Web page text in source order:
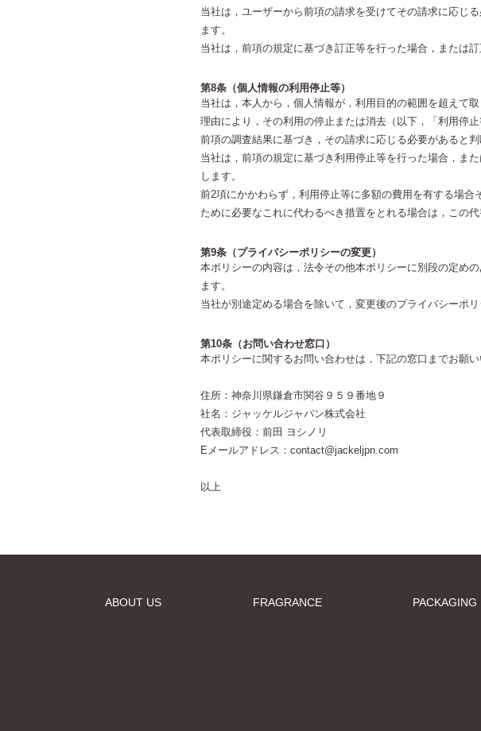
当社は，ユーザーから前項の請求を受けてその請求に応じ
ます。
当社は，前項の規定に基づき訂正等を行った場合，または
第8条（個人情報の利用停止等）
当社は，本人から，個人情報が，利用目的の範囲を超えて
理由により，その利用の停止または消去（以下，「利用停
前項の調査結果に基づき，その請求に応じる必要があると
当社は，前項の規定に基づき利用停止等を行った場合，ま
します。
前2項にかかわらず，利用停止等に多額の費用を有する場
ために必要なこれに代わるべき措置をとれる場合は，この代
第9条（プライバシーポリシーの変更）
本ポリシーの内容は，法令その他本ポリシーに別段の定め
ます。
当社が別途定める場合を除いて，変更後のプライバシーポ
第10条（お問い合わせ窓口）
本ポリシーに関するお問い合わせは，下記の窓口までお願い
住所：神奈川県鎌倉市関谷９５９番地９
社名：ジャッケルジャパン株式会社
代表取締役：前田 ヨシノリ
Eメールアドレス：contact@jackeljpn.com
以上
ABOUT US FRAGRANCE PACKAGING